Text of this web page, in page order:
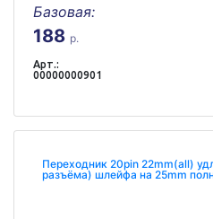
Базовая:
188 р.
Арт.:
00000000901
Переходник 20pin 22mm(all)
разъёма) шлейфа на 25mm